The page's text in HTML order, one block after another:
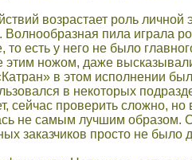
возрастает роль
пила играла
есть у него не было
ножом, даже
в этом исполнении
в некоторых
проверить сложно, но
не самым лучшим образом.
заказчиков просто не